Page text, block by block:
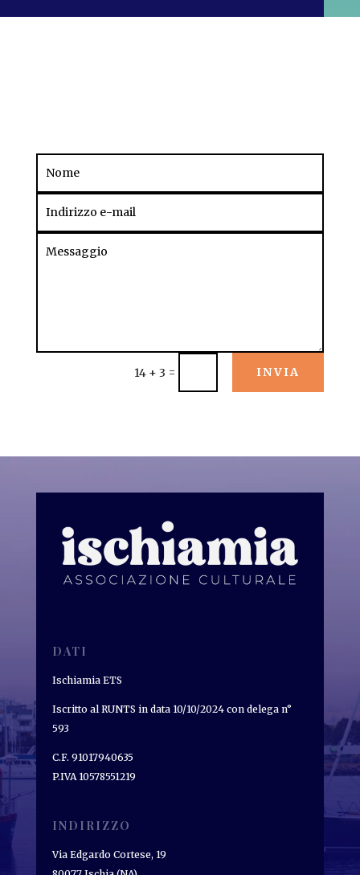
14 + 3 = INVIA
DATI
Ischiamia ETS
Iscritto al RUNTS in data 10/10/2024 con delega n°
593
C.F. 91017940635
P.IVA 10578551219
INDIRIZZO
Via Edgardo Cortese, 19